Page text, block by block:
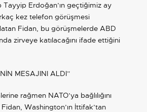
Tayyip Erdoğan’ın geçtiğimiz ay
kez telefon görüşmesi
Fidan, bu görüşmelerde ABD
zirveye katılacağını ifade ettiğini
MESAJINI ALDI”
rağmen NATO’ya bağlılığını
Washington’ın İttifak’tan